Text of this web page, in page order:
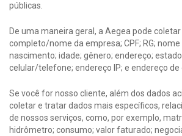
públicas.
De uma maneira geral, a Aegea pode
completo/nome da empresa; CPF; RG;
nascimento; idade; gênero; endereço;
celular/telefone; endereço IP; e endereço de
Se você for nosso cliente, além dos dados
coletar e tratar dados mais específicos,
de nossos serviços, como, por exemplo,
hidrômetro; consumo; valor faturado;